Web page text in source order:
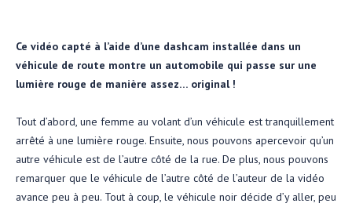
Ce vidéo capté à l’aide d’une dashcam installée dans un
véhicule de route montre un automobile qui passe sur une
lumière rouge de manière assez… original !
Tout d’abord, une femme au volant d’un véhicule est tranquillement
arrêté à une lumière rouge. Ensuite, nous pouvons apercevoir qu’un
autre véhicule est de l’autre côté de la rue. De plus, nous pouvons
remarquer que le véhicule de l’autre côté de l’auteur de la vidéo
avance peu à peu. Tout à coup, le véhicule noir décide d’y aller, peu